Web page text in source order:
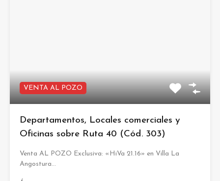
VENTA AL POZO
Departamentos, Locales comerciales y
Oficinas sobre Ruta 40 (Cód. 303)
Venta AL POZO Exclusiva: «HiVa 21.16» en Villa La
Angostura…